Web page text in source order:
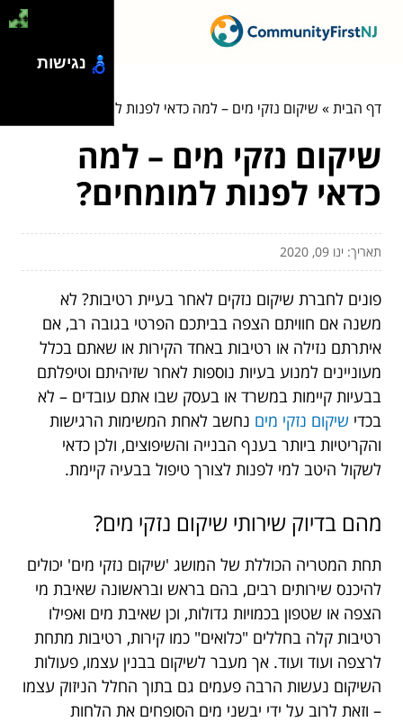
דף הבית» שיקום נזקי מים – למה כדאי לפנות למומחים?
שיקום נזקי מים – למה
כדאי לפנות למומחים?
תאריך: ינו 09, 2020
פונים לחברת שיקום נזקים לאחר בעיית רטיבות? לא
משנה אם חוויתם הצפה בביתכם הפרטי בגובה רב, אם
איתרתם נזילה או רטיבות באחד הקירות או שאתם בכלל
מעוניינים למנוע בעיות נוספות לאחר שזיהיתם וטיפלתם
בבעיות קיימות במשרד או בעסק שבו אתם עובדים – לא
בכדי שיקום נזקי מים נחשב לאחת המשימות הרגישות
והקריטיות ביותר בענף הבנייה והשיפוצים, ולכן כדאי
לשקול היטב למי לפנות לצורך טיפול בבעיה קיימת.
מהם בדיוק שירותי שיקום נזקי מים?
תחת המטריה הכוללת של המושג 'שיקום נזקי מים' יכולים
להיכנס שירותים רבים, בהם בראש ובראשונה שאיבת מי
הצפה או שטפון בכמויות גדולות, וכן שאיבת מים ואפילו
רטיבות קלה בחללים "כלואים" כמו קירות, רטיבות מתחת
לרצפה ועוד ועוד. אך מעבר לשיקום בבנין עצמו, פעולות
השיקום נעשות הרבה פעמים גם בתוך החלל הניזוק עצמו
– וזאת לרוב על ידי יבשני מים הסופחים את הלחות
נגישות